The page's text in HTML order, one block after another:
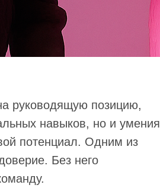
руководящую позицию,
навыков, но и умения
потенциал. Одним из
Без него